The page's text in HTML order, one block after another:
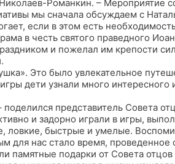
Романкин. – Мероприятие
мы сначала обсуждаем с
если в этом есть
в честь святого праведного
и пожелал им крепости
Это было увлекательное
дети узнали много интересного
представитель Совета
и задорно играли в игры,
ловкие, быстрые и умелые.
для нас стало время,
памятные подарки от Совета